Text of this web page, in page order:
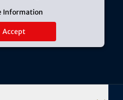
Information
Accept